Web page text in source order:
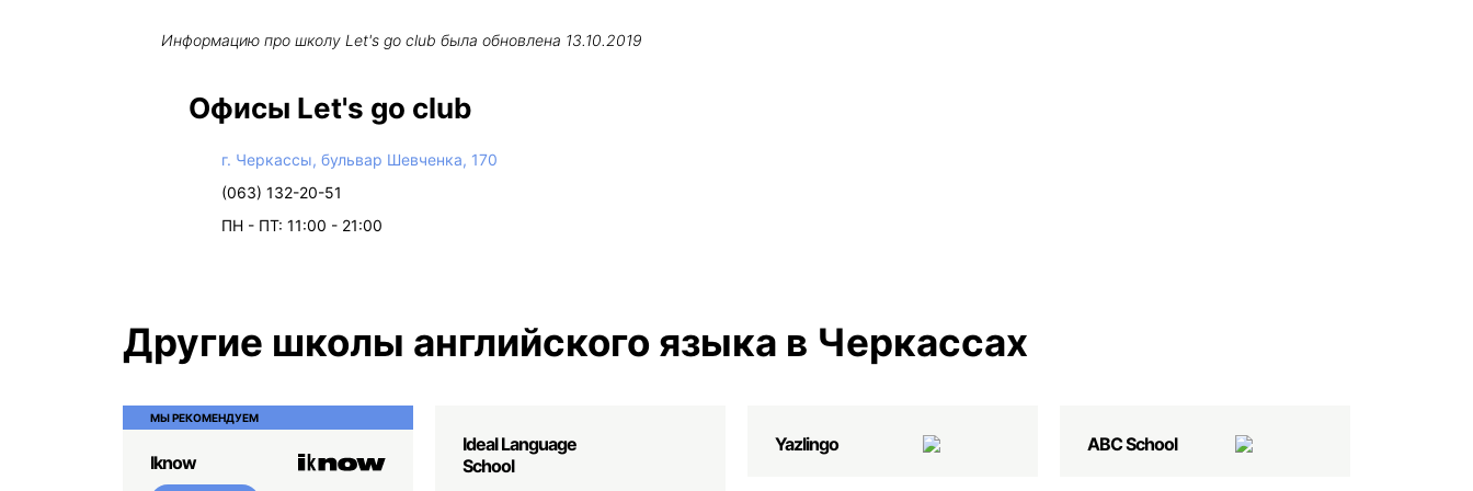
Информацию про школу Let's go club была обновлена 13.10.2019
Офисы Let's go club
г. Черкассы, бульвар Шевченка, 170
(063) 132-20-51
ПН - ПТ: 11:00 - 21:00
Другие школы английского языка в Черкассах
МЫ РЕКОМЕНДУЕМ
Iknow
Ideal Language
School
Yazlingo ABC School